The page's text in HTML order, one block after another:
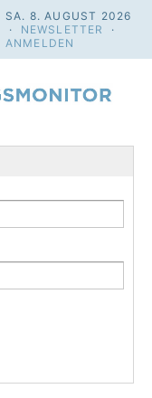
SA. 8. AUGUST 2026
· NEWSLETTER
·
ANMELDEN